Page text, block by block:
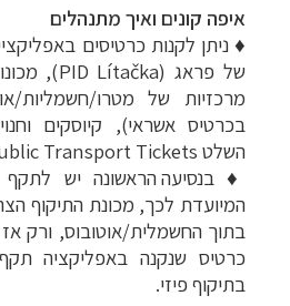
איפה קונים ואיך מתנהלים
♦ ניתן לקנות כרטיסים
של פראג (PID Lítačka
),
מרכזיות של מטרו/חשמליות/
בכרטיס אשראי), קיוסקים
השלט Transport Tickets
♦בנסיעה הראשונה יש
המיועדת לכך, מכונת התיקוף
בתוך החשמלית/אוטובוס, ורק
כרטיס שנקנה באפליקציה תקף
בתיקוף פיזי.